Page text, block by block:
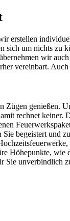
erstellen
um nichts
wir
vereinbart.
rechnet
begeistert
unverbindlich